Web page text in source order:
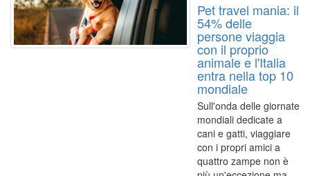
Pet travel mania: il
54% delle
persone viaggia
con il proprio
animale e l'Italia
entra nella top 10
mondiale
Sull'onda delle giornate
mondiali dedicate a
cani e gatti, viaggiare
con i propri amici a
quattro zampe non è